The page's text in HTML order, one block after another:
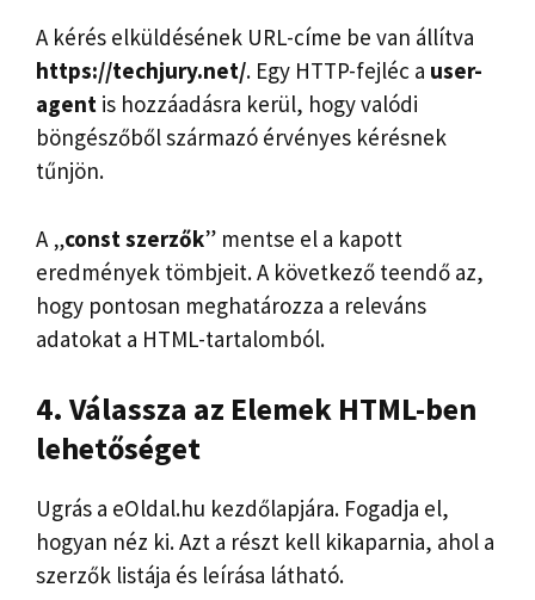
A kérés elküldésének URL-címe be van állítva
https://techjury.net/. Egy HTTP-fejléc a user-
agent is hozzáadásra kerül, hogy valódi
böngészőből származó érvényes kérésnek
tűnjön.
A „const szerzők” mentse el a kapott
eredmények tömbjeit. A következő teendő az,
hogy pontosan meghatározza a releváns
adatokat a HTML-tartalomból.
4. Válassza az Elemek HTML-ben
lehetőséget
Ugrás a eOldal.hu kezdőlapjára. Fogadja el,
hogyan néz ki. Azt a részt kell kikaparnia, ahol a
szerzők listája és leírása látható.